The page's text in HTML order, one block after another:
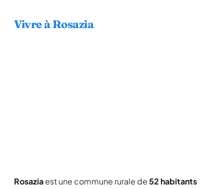
Vivre à Rosazia
Rosaziaest une commune rurale de52 habitants